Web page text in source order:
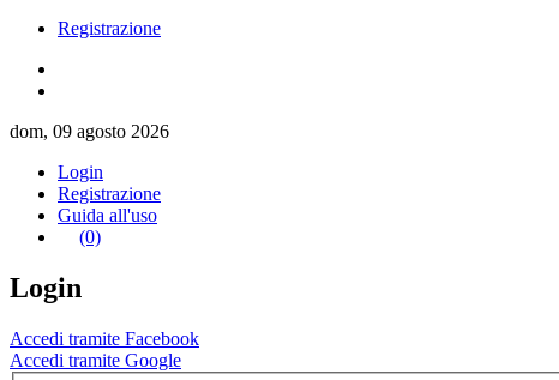
Registrazione
dom, 09 agosto 2026
Login
Registrazione
Guida all'uso
(0)
Login
Accedi tramite Facebook
Accedi tramite Google